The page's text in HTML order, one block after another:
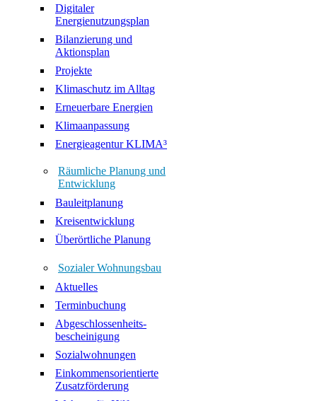
Digitaler
Energienutzungsplan
Bilanzierung und
Aktionsplan
Projekte
Klimaschutz im Alltag
Erneuerbare Energien
Klimaanpassung
Energieagentur KLIMA³
Räumliche Planung und
Entwicklung
Bauleitplanung
Kreisentwicklung
Überörtliche Planung
Sozialer Wohnungsbau
Aktuelles
Terminbuchung
Abgeschlossenheits-
bescheinigung
Sozialwohnungen
Einkommensorientierte
Zusatzförderung